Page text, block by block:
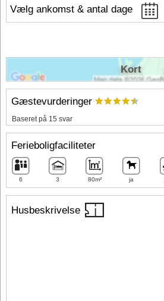
Vælg ankomst & antal dage
Husbeskrivelse
Gæstevurderinger
Baseret på 15 svar
Ferieboligfaciliteter
6 3 80m² ja
Kort